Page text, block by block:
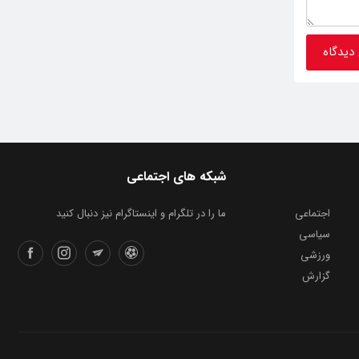
شبکه های اجتماعی
ما را در تلگرام و اینستاگرام نیز دنبال کنید
اجتماعی
سیاسی
ورزشی
گزارش